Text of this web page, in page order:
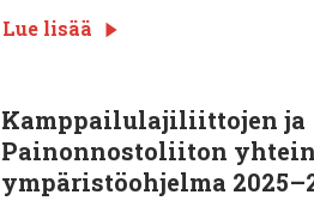
Lue lisää
Kamppailulajiliittojen ja
Painonnostoliiton
ympäristöohjelma